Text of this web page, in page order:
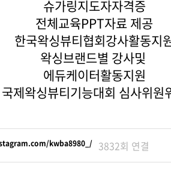
슈가링지도자자격증
전체교육PPT자료 제공
한국왁싱뷰티협회강사활동지
왁싱브랜드별 강사및
에듀케이터활동지원
국제왁싱뷰티기능대회 심사위원
kwba8980_/ 3832회 연결